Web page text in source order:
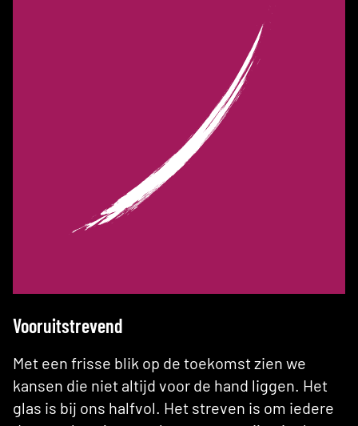
Vooruitstrevend
Met een frisse blik op de toekomst zien we
kansen die niet altijd voor de hand liggen. Het
glas is bij ons halfvol. Het streven is om iedere